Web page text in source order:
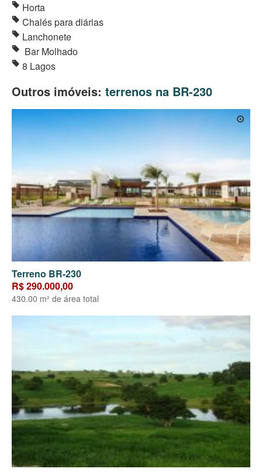
Horta
Chalés para diárias
Lanchonete
Bar Molhado
8 Lagos
Outros imóveis: terrenos na BR-230
Terreno BR-230
R$ 290.000,00
430.00 m² de área total